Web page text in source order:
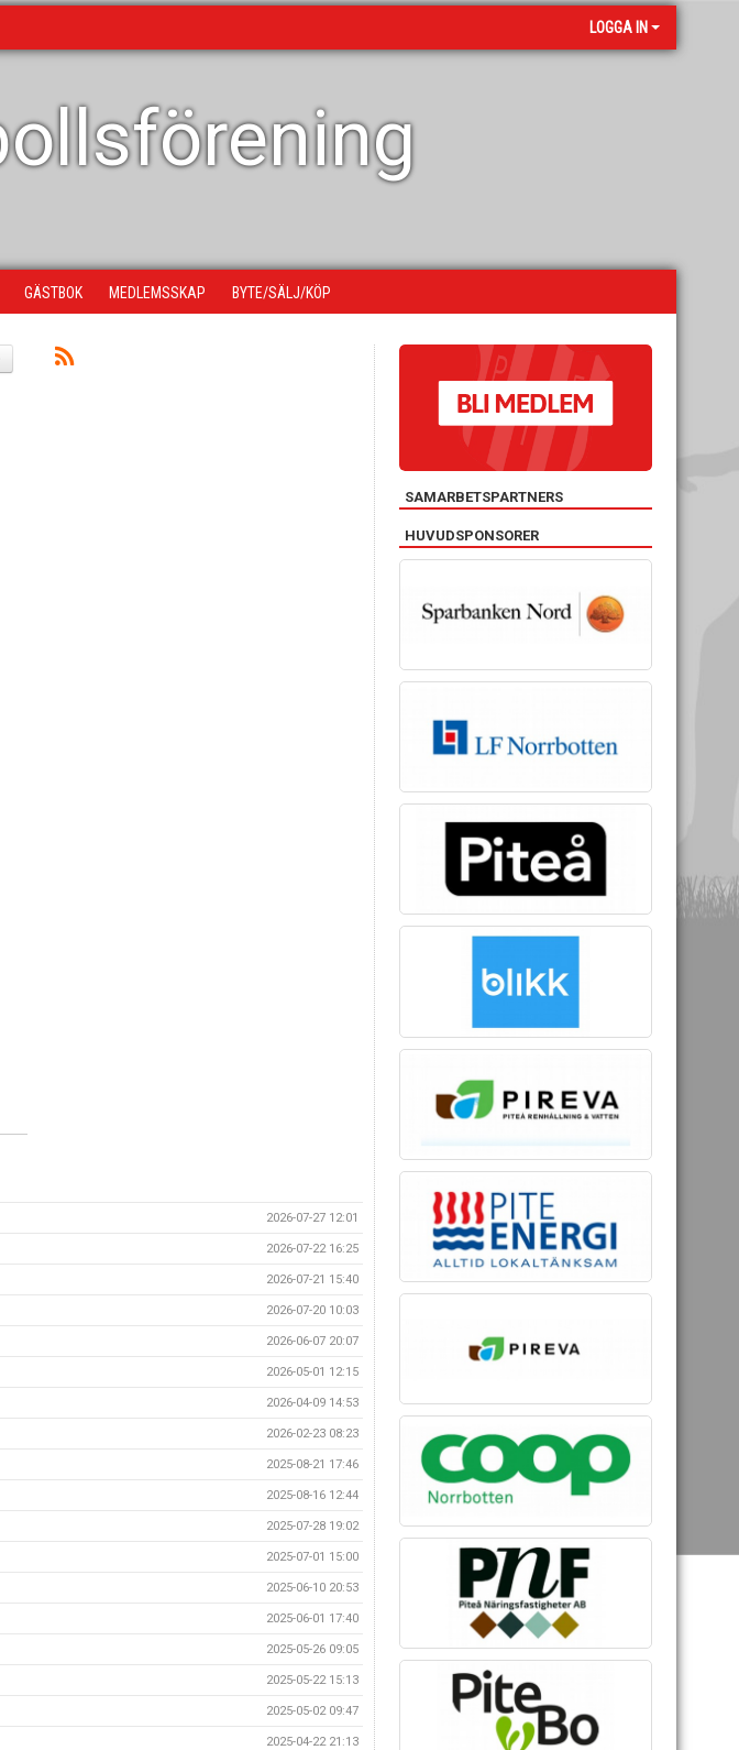
LOGGA IN
GÄSTBOK MEDLEMSSKAP BYTE/SÄLJ/KÖP
2026-07-27 12:01
2026-07-22 16:25
2026-07-21 15:40
2026-07-20 10:03
2026-06-07 20:07
2026-05-01 12:15
2026-04-09 14:53
2026-02-23 08:23
2025-08-21 17:46
2025-08-16 12:44
2025-07-28 19:02
2025-07-01 15:00
2025-06-10 20:53
2025-06-01 17:40
2025-05-26 09:05
2025-05-22 15:13
2025-05-02 09:47
2025-04-22 21:13
SAMARBETSPARTNERS
HUVUDSPONSORER